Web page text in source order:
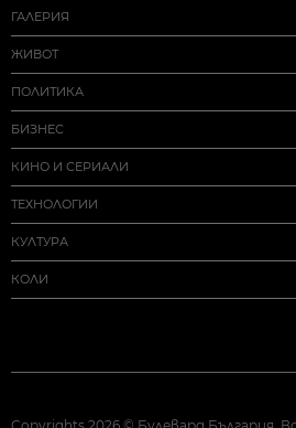
ГАЛЕРИЯ
ЖИВОТ
ПОЛИТИКА
БИЗНЕС
КИНО И СЕРИАЛИ
ТЕХНОЛОГИИ
КУЛТУРА
КОЛИ